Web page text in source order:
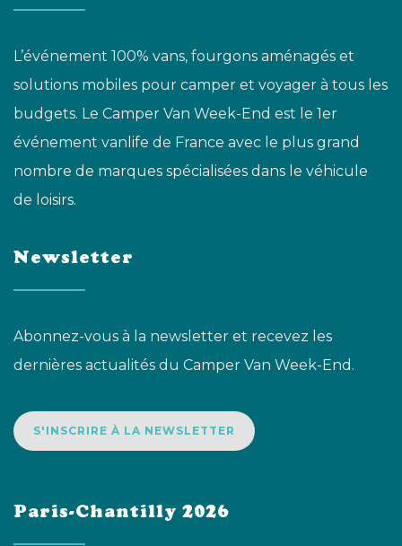
L’événement 100% vans, fourgons aménagés et
solutions mobiles pour camper et voyager à tous les
budgets. Le Camper Van Week-End est le 1er
événement vanlife de France avec le plus grand
nombre de marques spécialisées dans le véhicule
de loisirs.
Newsletter
Abonnez-vous à la newsletter et recevez les
dernières actualités du Camper Van Week-End.
S'INSCRIRE À LA NEWSLETTER
Paris-Chantilly 2026